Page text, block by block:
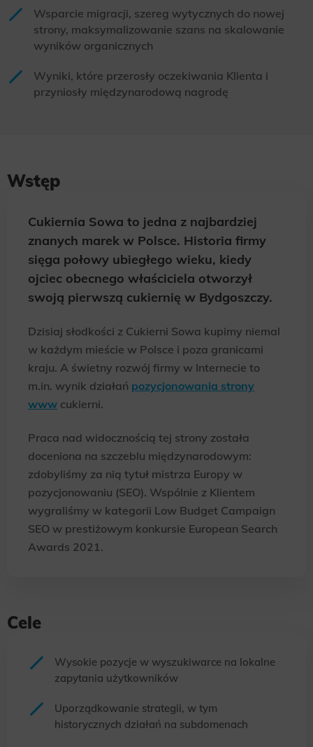
Wsparcie migracji, szereg wytycznych do nowej
strony, maksymalizowanie szans na skalowanie
wyników organicznych
Wyniki, które przerosły oczekiwania Klienta i
przyniosły międzynarodową nagrodę
Wstęp
Cukiernia Sowa to jedna z najbardziej
znanych marek w Polsce. Historia firmy
sięga połowy ubiegłego wieku, kiedy
ojciec obecnego właściciela otworzył
swoją pierwszą cukiernię w Bydgoszczy.
Dzisiaj słodkości z Cukierni Sowa kupimy niemal
w każdym mieście w Polsce i poza granicami
kraju. A świetny rozwój firmy w Internecie to
m.in. wynik działań pozycjonowania strony
www cukierni.
Praca nad widocznością tej strony została
doceniona na szczeblu międzynarodowym:
zdobyliśmy za nią tytuł mistrza Europy w
pozycjonowaniu (SEO). Wspólnie z Klientem
wygraliśmy w kategorii Low Budget Campaign
SEO w prestiżowym konkursie European Search
Awards 2021.
Cele
Wysokie pozycje w wyszukiwarce na lokalne
zapytania użytkowników
Uporządkowanie strategii, w tym
historycznych działań na subdomenach